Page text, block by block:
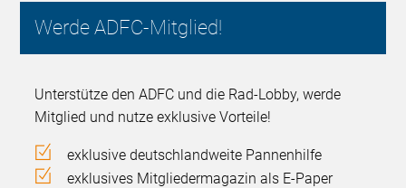
Werde ADFC-Mitglied!
Unterstütze den ADFC und die Rad-Lobby, werde
Mitglied und nutze exklusive Vorteile!
exklusive deutschlandweite Pannenhilfe
exklusives Mitgliedermagazin als E-Paper